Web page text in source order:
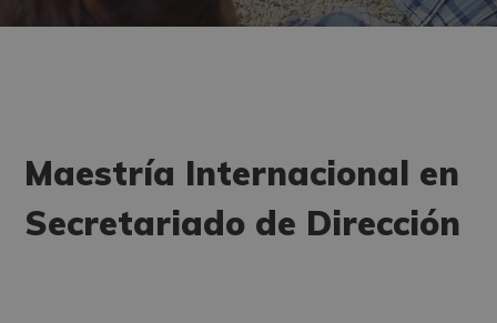
Maestría Internacional en
Secretariado de Dirección